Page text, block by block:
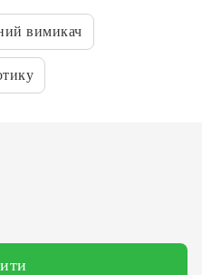
вимикач